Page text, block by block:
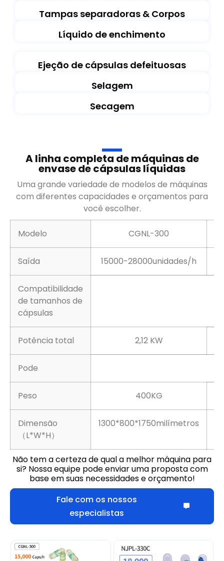
Tampas separadoras & Corpos
Líquido de enchimento
Ejeção de cápsulas defeituosas
Selagem
Secagem
A linha completa de máquinas de
envase de cápsulas líquidas
Uma grande variedade de modelos de máquinas
com diferentes capacidades e orçamentos para
você escolher.
Modelo CGNL-300
Saída 15000-28000unidades/h
Compatibilidade
de tamanhos de
cápsulas
Potência total 2,12 KW
Pode
Peso 400KG
Dimensão
（L*W*H）
1300*800*1750milímetros
Não tem a certeza de qual a melhor máquina para
si? Nossa equipe pode enviar uma proposta com
base em suas necessidades e orçamento!
Fale com os nossos
especialistas